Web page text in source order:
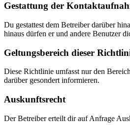
Gestattung der
Du gestattest dem Betreiber darüber
hinaus dürfen er und andere Benutzer
Geltungsbereich dieser
Diese Richtlinie umfasst nur den
darüber gesondert informieren.
Auskunftsrecht
Der Betreiber erteilt dir auf Anfrage